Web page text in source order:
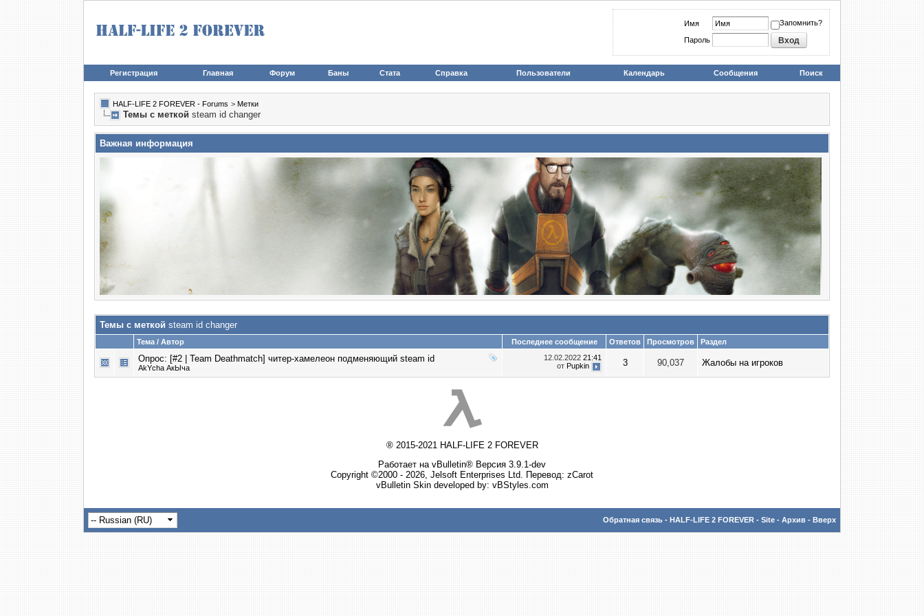
Имя Запомнить?
Пароль
Регистрация Главная Форум Баны Стата Справка Пользователи Календарь Сообщения Поиск
HALF-LIFE 2 FOREVER - Forums > Метки
Темы с меткой steam id changer
Важная информация
Темы с меткой steam id changer
Тема / Автор Последнее сообщение Ответов Просмотров Раздел
Опрос: [#2 | Team Deathmatch] читер-хамелеон подменяющий steam id
AkYcha АкЫча
12.02.2022 21:41
от Puрkin 3 90,037 Жалобы на игроков
® 2015-2021 HALF-LIFE 2 FOREVER
Работает на vBulletin® Версия 3.9.1-dev
Copyright ©2000 - 2026, Jelsoft Enterprises Ltd. Перевод: zCarot
vBulletin Skin developed by: vBStyles.com
Обратная связь - HALF-LIFE 2 FOREVER - Site - Архив - Вверх